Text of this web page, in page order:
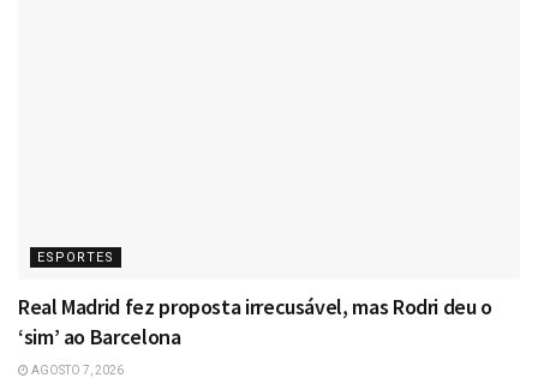
ESPORTES
Real Madrid fez proposta irrecusável, mas Rodri deu o
‘sim’ ao Barcelona
AGOSTO 7, 2026